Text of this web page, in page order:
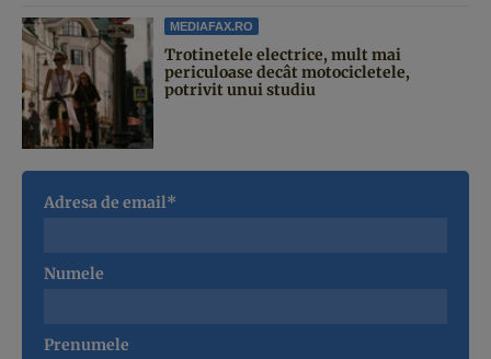
MEDIAFAX.RO
Trotinetele electrice, mult mai
periculoase decât motocicletele,
potrivit unui studiu
Adresa de email*
Numele
Prenumele